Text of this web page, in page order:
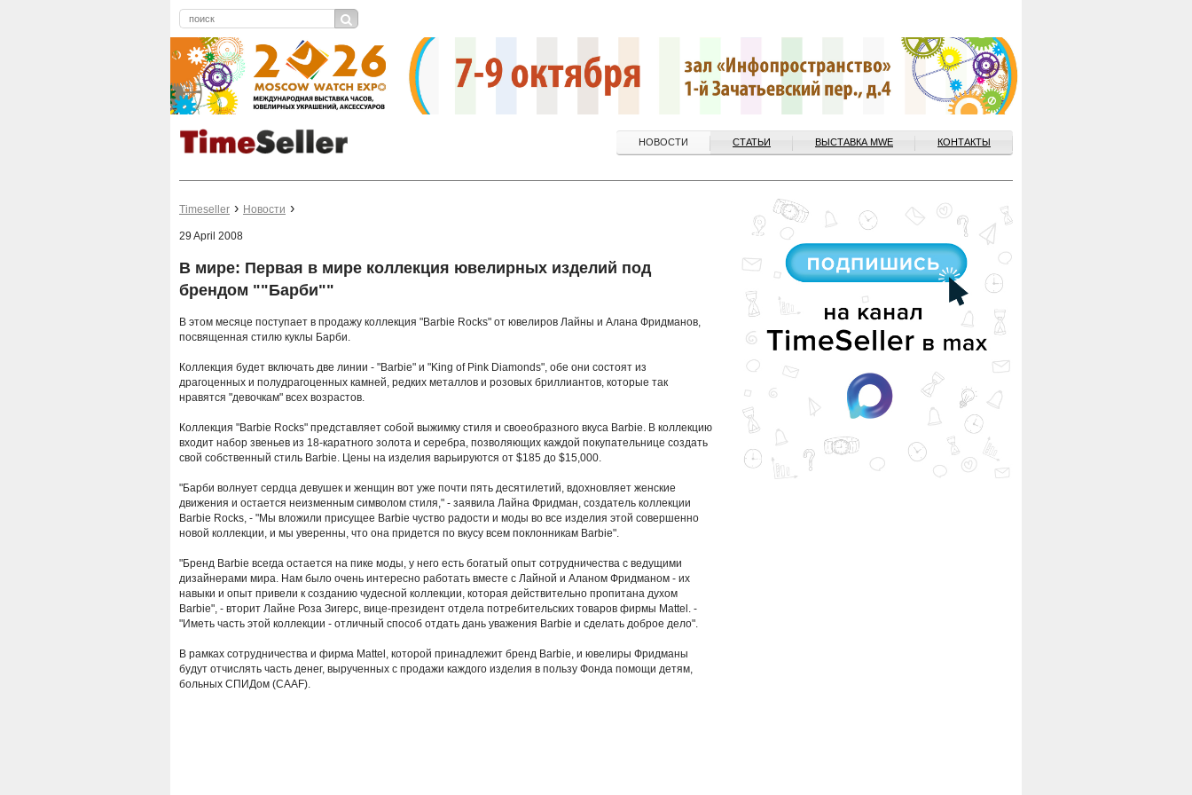
НОВОСТИ СТАТЬИ ВЫСТАВКА MWE КОНТАКТЫ
Timeseller Новости
29 April 2008
В мире: Первая в мире коллекция ювелирных изделий под
брендом ""Барби""
В этом месяце поступает в продажу коллекция "Barbie Rocks" от ювелиров Лайны и Алана Фридманов,
посвященная стилю куклы Барби.
Коллекция будет включать две линии - "Barbie" и "King of Pink Diamonds", обе они состоят из
драгоценных и полудрагоценных камней, редких металлов и розовых бриллиантов, которые так
нравятся "девочкам" всех возрастов.
Коллекция "Barbie Rocks" представляет собой выжимку стиля и своеобразного вкуса Barbie. В коллекцию
входит набор звеньев из 18-каратного золота и серебра, позволяющих каждой покупательнице создать
свой собственный стиль Barbie. Цены на изделия варьируются от $185 до $15,000.
"Барби волнует сердца девушек и женщин вот уже почти пять десятилетий, вдохновляет женские
движения и остается неизменным символом стиля," - заявила Лайна Фридман, создатель коллекции
Barbie Rocks, - "Мы вложили присущее Barbie чуство радости и моды во все изделия этой совершенно
новой коллекции, и мы уверенны, что она придется по вкусу всем поклонникам Barbie".
"Бренд Barbie всегда остается на пике моды, у него есть богатый опыт сотрудничества с ведущими
дизайнерами мира. Нам было очень интересно работать вместе с Лайной и Аланом Фридманом - их
навыки и опыт привели к созданию чудесной коллекции, которая действительно пропитана духом
Barbie", - вторит Лайне Роза Зигерс, вице-президент отдела потребительских товаров фирмы Mattel. -
"Иметь часть этой коллекции - отличный способ отдать дань уважения Barbie и сделать доброе дело".
В рамках сотрудничества и фирма Mattel, которой принадлежит бренд Barbie, и ювелиры Фридманы
будут отчислять часть денег, вырученных с продажи каждого изделия в пользу Фонда помощи детям,
больных СПИДом (CAAF).